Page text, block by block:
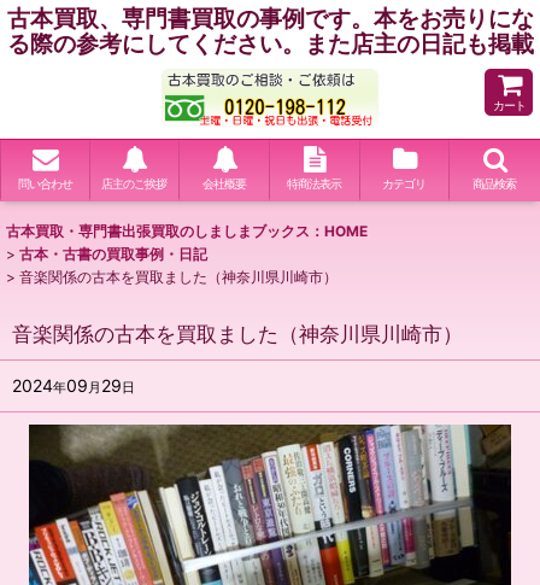
古本買取、専門書買取の事例です。本をお売りにな
る際の参考にしてください。また店主の日記も掲載
カート
問い合わせ 店主のご挨拶 会社概要 特商法表示 カテゴリ 商品検索
古本買取・専門書出張買取のしましまブックス：HOME
> 古本・古書の買取事例・日記
> 音楽関係の古本を買取ました（神奈川県川崎市）
音楽関係の古本を買取ました（神奈川県川崎市）
2024年09 月 29日